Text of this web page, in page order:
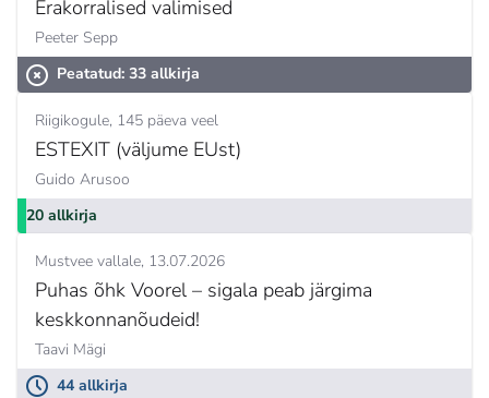
Erakorralised valimised
Peeter Sepp
Peatatud: 33 allkirja
Riigikogule 145 päeva veel
ESTEXIT (väljume EUst)
Guido Arusoo
20 allkirja
Mustvee vallale 13.07.2026
Puhas õhk Voorel – sigala peab järgima
keskkonnanõudeid!
Taavi Mägi
44 allkirja